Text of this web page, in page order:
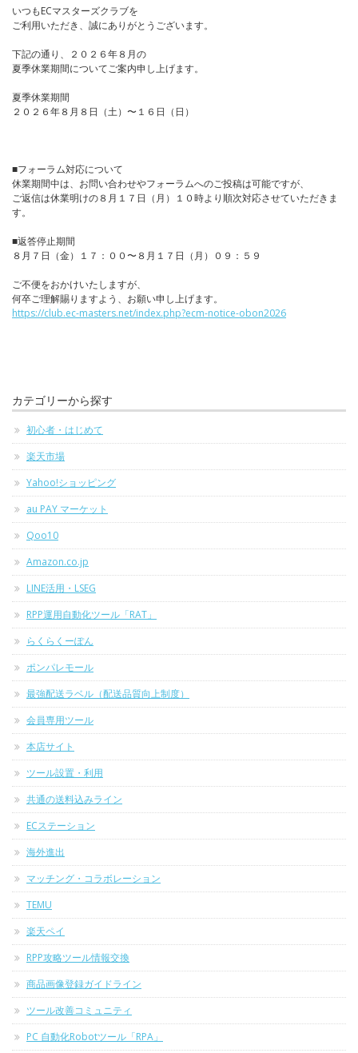
いつもECマスターズクラブを
ご利用いただき、誠にありがとうございます。
下記の通り、２０２６年８月の
夏季休業期間についてご案内申し上げます。
夏季休業期間
２０２６年８月８日（土）〜１６日（日）
■フォーラム対応について
休業期間中は、お問い合わせやフォーラムへのご投稿は可能ですが、
ご返信は休業明けの８月１７日（月）１０時より順次対応させていただきま
す。
■返答停止期間
８月７日（金）１７：００〜８月１７日（月）０９：５９
ご不便をおかけいたしますが、
何卒ご理解賜りますよう、お願い申し上げます。
https://club.ec-masters.net/index.php?ecm-notice-obon2026
カテゴリーから探す
初心者・はじめて
楽天市場
Yahoo!ショッピング
au PAY マーケット
Qoo10
Amazon.co.jp
LINE活用・LSEG
RPP運用自動化ツール「RAT」
らくらくーぽん
ポンパレモール
最強配送ラベル（配送品質向上制度）
会員専用ツール
本店サイト
ツール設置・利用
共通の送料込みライン
ECステーション
海外進出
マッチング・コラボレーション
TEMU
楽天ペイ
RPP攻略ツール情報交換
商品画像登録ガイドライン
ツール改善コミュニティ
PC 自動化Robotツール「RPA」